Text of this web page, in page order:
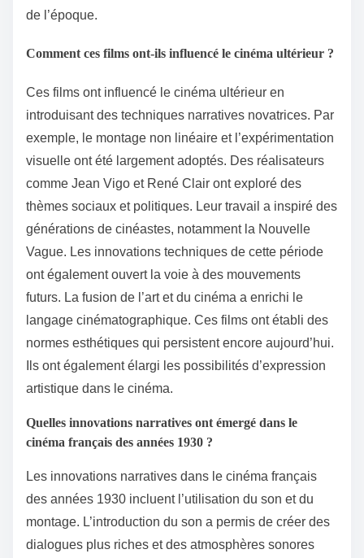
de l’époque.
Comment ces films ont-ils influencé le cinéma ultérieur ?
Ces films ont influencé le cinéma ultérieur en
introduisant des techniques narratives novatrices. Par
exemple, le montage non linéaire et l’expérimentation
visuelle ont été largement adoptés. Des réalisateurs
comme Jean Vigo et René Clair ont exploré des
thèmes sociaux et politiques. Leur travail a inspiré des
générations de cinéastes, notamment la Nouvelle
Vague. Les innovations techniques de cette période
ont également ouvert la voie à des mouvements
futurs. La fusion de l’art et du cinéma a enrichi le
langage cinématographique. Ces films ont établi des
normes esthétiques qui persistent encore aujourd’hui.
Ils ont également élargi les possibilités d’expression
artistique dans le cinéma.
Quelles innovations narratives ont émergé dans le
cinéma français des années 1930 ?
Les innovations narratives dans le cinéma français
des années 1930 incluent l’utilisation du son et du
montage. L’introduction du son a permis de créer des
dialogues plus riches et des atmosphères sonores